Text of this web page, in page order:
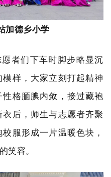
加德乡小学
者们下车时脚步略显沉
样，大家立刻打起精神
格腼腆内敛，接过藏袍
后，师生与志愿者齐聚
服形成一片温暖色块，
笑容。